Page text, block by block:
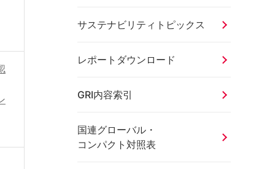
サステナビリティトピックス
レポートダウンロード
GRI内容索引
国連グローバル・
コンパクト対照表